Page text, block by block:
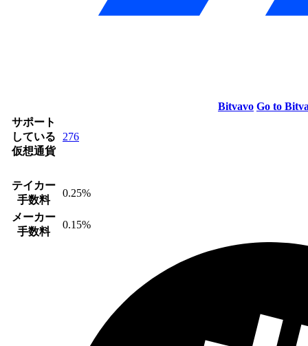
Bitvavo Go to
サポート
している
仮想通貨
276
テイカー
手数料
0.25%
メーカー
手数料
0.15%